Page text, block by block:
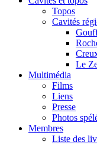
Topos
Cavités
Le
Multimédia
Films
Liens
Presse
Photos
Membres
Liste des